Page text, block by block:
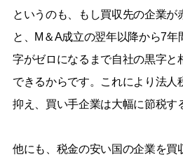
というのも、もし買収先の企業が
と、M＆A成立の翌年以降から7
字がゼロになるまで自社の黒字と
できるからです。これにより法人
抑え、買い手企業は大幅に節税す
他にも、税金の安い国の企業を買